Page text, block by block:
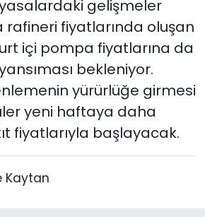
gelişmeler
fiyatlarında oluşan
içi pompa fiyatlarına da
bekleniyor.
yürürlüğe girmesi
yeni haftaya daha
fiyatlarıyla başlayacak.
Kaytan